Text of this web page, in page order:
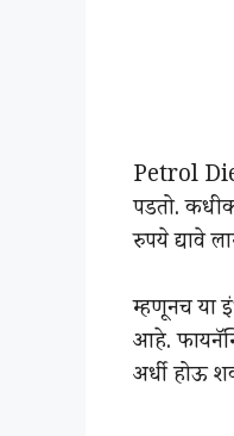
Petrol
पडतो.
रुपये द्यावे
म्हणूनच या
आहे.
अर्धी होऊ